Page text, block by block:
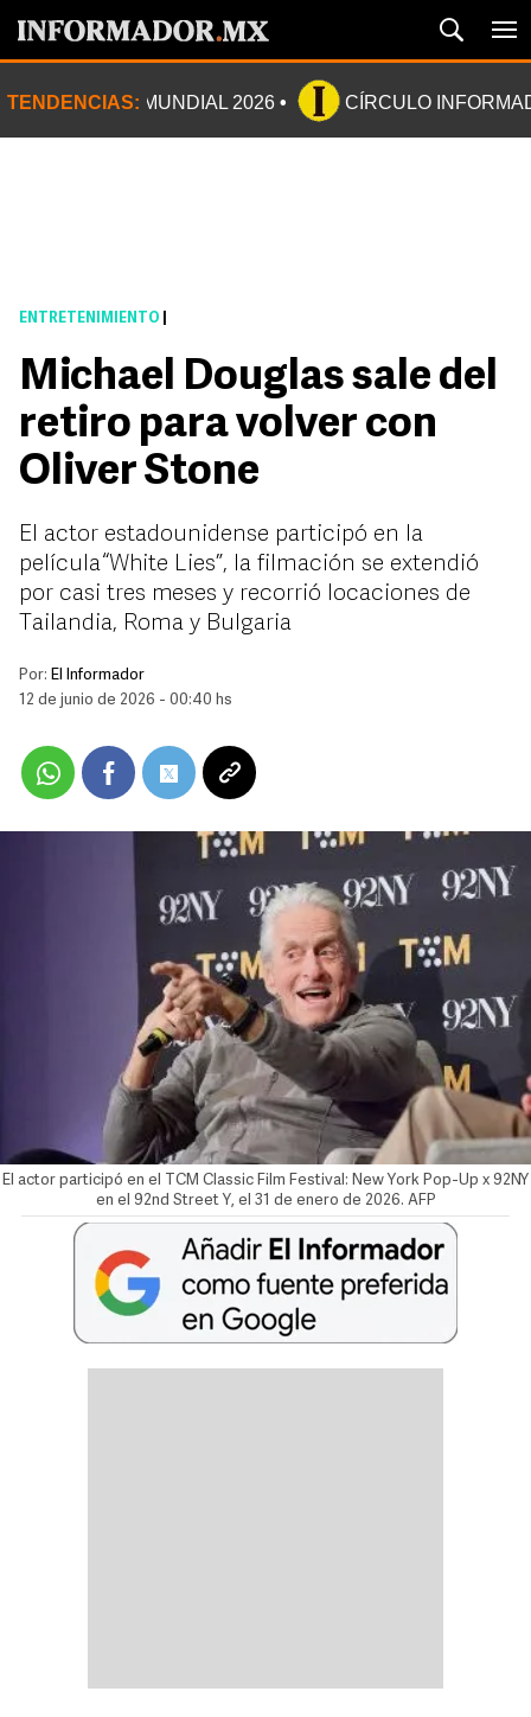
TENDENCIAS: MUNDIAL 2026 CÍRCULO
ENTRETENIMIENTO
Michael Douglas sale del
retiro para volver con
Oliver Stone
El actor estadounidense participó en la
película “White Lies”, la filmación se extendió
por casi tres meses y recorrió locaciones de
Tailandia, Roma y Bulgaria
Por: El Informador
12 de junio de 2026 - 00:40 hs
El actor participó en el TCM Classic Film Festival: New York Pop-Up x 92NY
en el 92nd Street Y, el 31 de enero de 2026. AFP